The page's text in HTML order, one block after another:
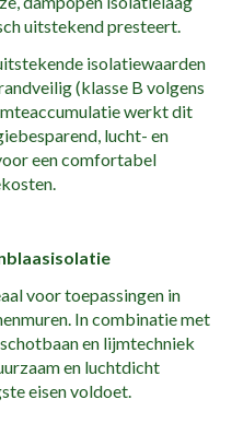
uitstekend presteert.
isolatiewaarden
(klasse B volgens
werkt dit
lucht- en
een comfortabel
voor toepassingen in
In combinatie met
en lijmtechniek
en luchtdicht
eisen voldoet.